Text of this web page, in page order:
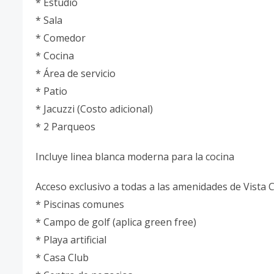
* Sala
* Comedor
* Cocina
* Área de servicio
* Patio
* Jacuzzi (Costo adicional)
* 2 Parqueos
Incluye linea blanca moderna para la cocina
Acceso exclusivo a todas a las amenidades de Vista
* Piscinas comunes
* Campo de golf (aplica green free)
* Playa artificial
* Casa Club